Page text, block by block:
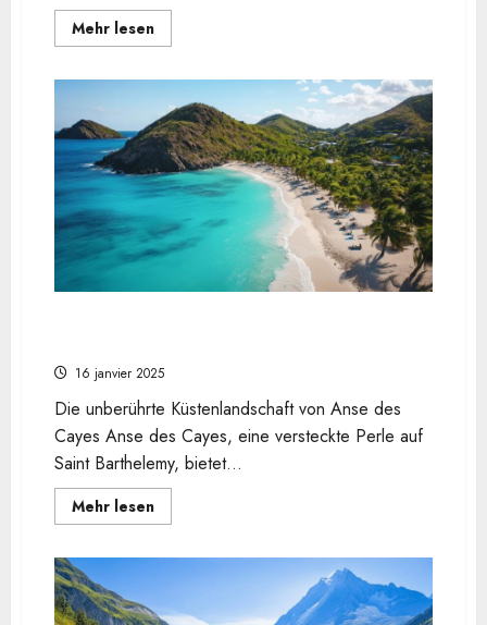
Mehr lesenEn
savoir
Peninsule
de
Samana
en
Republique
Dominicaine
:
Que
faire
et
que
voir
Bootstouren
Los
Haitises
16 janvier 2025
Die unberührte Küstenlandschaft von Anse des
Cayes Anse des Cayes, eine versteckte Perle auf
Saint Barthelemy, bietet...
Mehr lesenEn
savoir
wilde